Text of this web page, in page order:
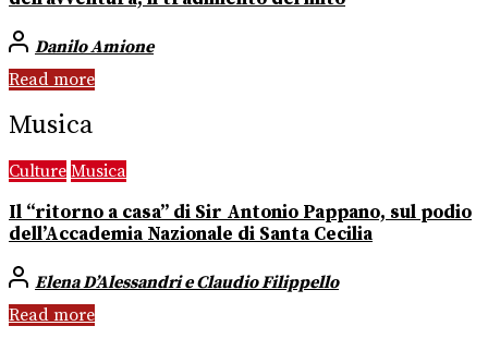
Danilo Amione
Read more
Musica
Culture Musica
Il “ritorno a casa” di Sir Antonio Pappano, sul podio
dell’Accademia Nazionale di Santa Cecilia
Elena D’Alessandri e Claudio Filippello
Read more